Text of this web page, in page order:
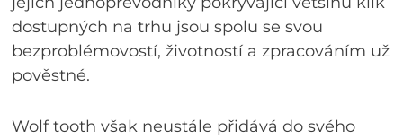
dostupných na trhu jsou spolu se svou
bezproblémovostí, životností a zpracováním už
pověstné.
Wolf tooth však neustále přidává do svého